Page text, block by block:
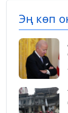
Эң көп